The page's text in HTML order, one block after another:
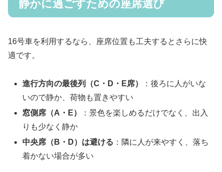
静かに過ごすための座席選び
16号車を利用するなら、座席位置も工夫するとさらに快
適です。
進行方向の最後列（C・D・E席）
：後ろに人がいな
いので静か、荷物も置きやすい
窓側席（A・E）
：景色を楽しめるだけでなく、出入
りも少なく静か
中央席（B・D）は避ける ：隣に人が来やすく、落ち
着かない場合が多い